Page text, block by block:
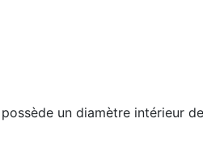
un diamètre intérieur